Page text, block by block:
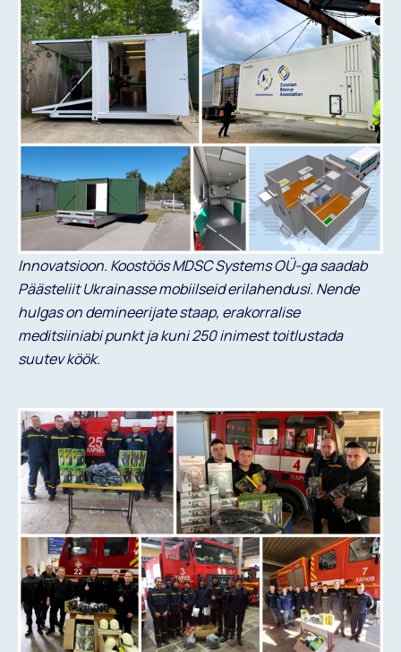
Innovatsioon. Koostöös MDSC Systems OÜ-ga saadab
Päästeliit Ukrainasse mobiilseid erilahendusi. Nende
hulgas on demineerijate staap, erakorralise
meditsiiniabi punkt ja kuni 250 inimest toitlustada
suutev köök.